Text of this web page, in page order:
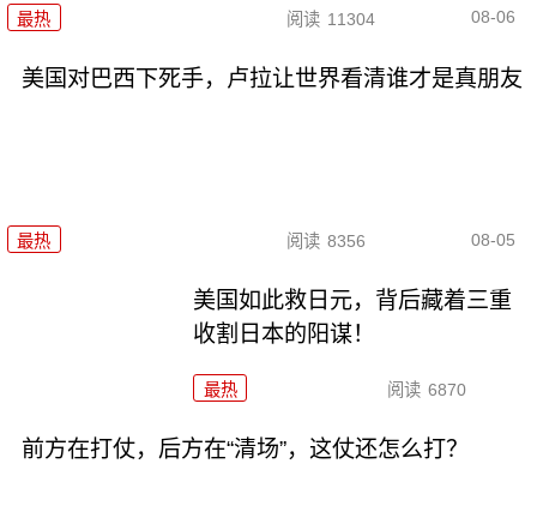
最热 阅读 11304 08-06
美国对巴西下死手，卢拉让世界看清谁才是真朋友
最热 阅读 8356 08-05
美国如此救日元，背后藏着三重
收割日本的阳谋！
最热 阅读 6870
前方在打仗，后方在“清场”，这仗还怎么打？